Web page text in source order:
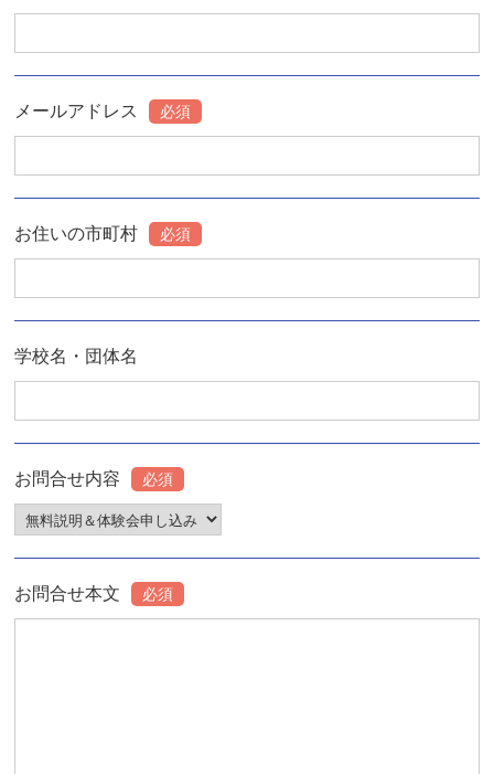
メールアドレス 必須
お住いの市町村 必須
学校名・団体名
お問合せ内容 必須
お問合せ本文 必須